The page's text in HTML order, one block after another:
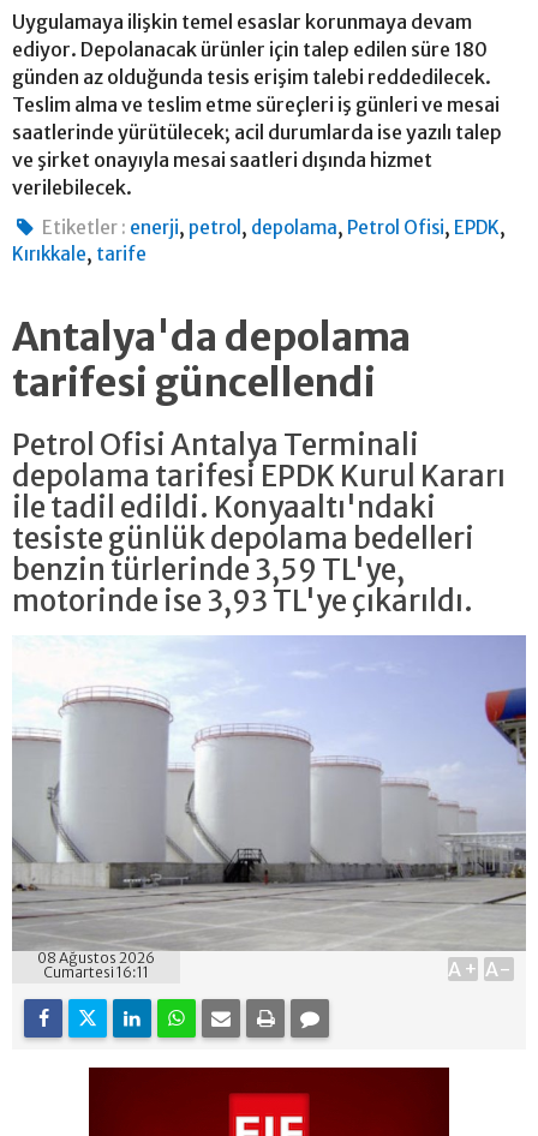
Uygulamaya ilişkin temel esaslar korunmaya devam
ediyor. Depolanacak ürünler için talep edilen süre 180
günden az olduğunda tesis erişim talebi reddedilecek.
Teslim alma ve teslim etme süreçleri iş günleri ve mesai
saatlerinde yürütülecek; acil durumlarda ise yazılı talep
ve şirket onayıyla mesai saatleri dışında hizmet
verilebilecek.
Etiketler : enerji, petrol , depolama, Petrol Ofisi, EPDK,
Kırıkkale, tarife
Antalya'da depolama
tarifesi güncellendi
Petrol Ofisi Antalya Terminali
depolama tarifesi EPDK Kurul Kararı
ile tadil edildi. Konyaaltı'ndaki
tesiste günlük depolama bedelleri
benzin türlerinde 3,59 TL'ye,
motorinde ise 3,93 TL'ye çıkarıldı.
08 Ağustos 2026
Cumartesi 16:11
A+ A-